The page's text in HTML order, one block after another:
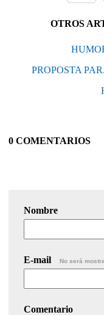
OTROS
PROPOSTA
0 COMENTARIOS
Nombre
E-mail No será
Comentario